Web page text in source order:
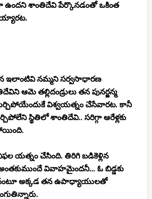
శాంతిదేవి పేర్కొనడంతో ఒకింత
ఇలాంటివి నమ్మని సర్వసాధారణ
ఆమె తల్లిదండ్రులు తన పునర్జన్మ
విశ్వయత్నం చేసేవారట. కానీ
స్థితిలో శాంతిదేవి.. సరిగ్గా ఆరేళ్లకు
యత్నం చేసింది. తిరిగి బడికెళ్లిన
వివాహమైందనీ… ఓ బిడ్డకు
అక్కడ తన ఉపాధ్యాయులతో